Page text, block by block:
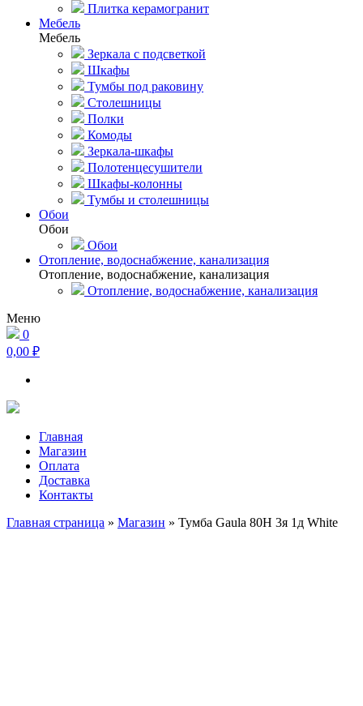
Плитка керамогранит
Мебель
Мебель
Зеркала с подсветкой
Шкафы
Тумбы под раковину
Столешницы
Полки
Комоды
Зеркала-шкафы
Полотенцесушители
Шкафы-колонны
Тумбы и столешницы
Обои
Обои
Обои
Отопление, водоснабжение, канализация
Отопление, водоснабжение, канализация
Отопление, водоснабжение, канализация
Меню
0
0,00 ₽
Главная
Магазин
Оплата
Доставка
Контакты
Главная страница » Магазин » Тумба Gaula 80Н 3я 1д White